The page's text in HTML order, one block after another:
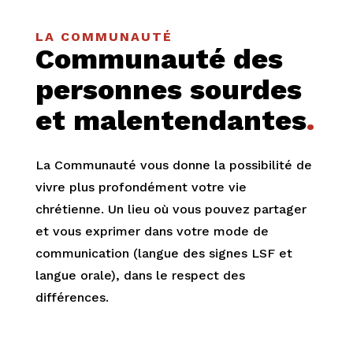
LA COMMUNAUTÉ
Communauté des
personnes sourdes
et malentendantes.
La Communauté vous donne la possibilité de
vivre plus profondément votre vie
chrétienne. Un lieu où vous pouvez partager
et vous exprimer dans votre mode de
communication (langue des signes LSF et
langue orale), dans le respect des
différences.